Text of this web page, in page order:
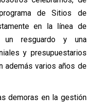
de Sitios de
en la línea de
un resguardo y una
y presupuestarios
además varios años de
demoras en la gestión